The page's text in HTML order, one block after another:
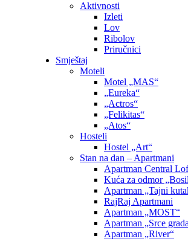
Aktivnosti
Izleti
Lov
Ribolov
Priručnici
Smještaj
Moteli
Motel „MAS“
„Eureka“
„Actros“
„Felikitas“
„Atos“
Hosteli
Hostel „Art“
Stan na dan – Apartmani
Apartman Central
Kuća za odmor
Apartman „Tajni
RajRaj Apartmani
Apartman „MOST“
Apartman „Srce
Apartman „River“